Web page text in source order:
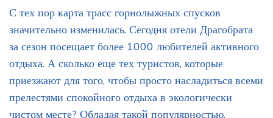
С тех пор карта трасс горнолыжных спусков
значительно изменилась. Сегодня отели Драгобрата
за сезон посещает более 1000 любителей активного
отдыха. А сколько еще тех туристов, которые
приезжают для того, чтобы просто насладиться всеми
прелестями спокойного отдыха в экологически
чистом месте? Обладая такой популярностью,